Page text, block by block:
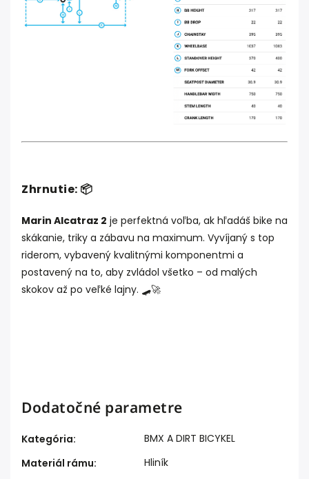
Zhrnutie: 📦
Marin Alcatraz 2 je perfektná voľba, ak hľadáš bike na
skákanie, triky a zábavu na maximum. Vyvíjaný s top
riderom, vybavený kvalitnými komponentmi a
postavený na to, aby zvládol všetko – od malých
skokov až po veľké lajny. 🛹🚀
Dodatočné parametre
Kategória:
BMX A DIRT BICYKEL
Materiál rámu:
Hliník